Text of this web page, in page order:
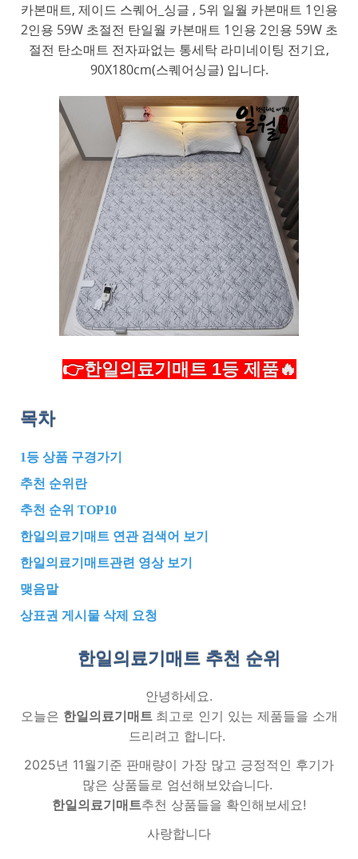
카본매트, 제이드 스퀘어_싱글 , 5위 일월 카본매트 1인용
2인용 59W 초절전 탄일월 카본매트 1인용 2인용 59W 초
절전 탄소매트 전자파없는 통세탁 라미네이팅 전기요,
90X180cm(스퀘어싱글) 입니다.
👉한일의료기매트 1등 제품🔥
목차
1등 상품 구경가기
추천 순위란
추천 순위 TOP10
한일의료기매트 연관 검색어 보기
한일의료기매트관련 영상 보기
맺음말
상표권 게시물 삭제 요청
한일의료기매트 추천 순위
안녕하세요.
오늘은 한일의료기매트 최고로 인기 있는 제품들을 소개
드리려고 합니다.
2025년 11월기준 판매량이 가장 많고 긍정적인 후기가
많은 상품들로 엄선해보았습니다.
한일의료기매트추천 상품들을 확인해보세요!
사랑합니다